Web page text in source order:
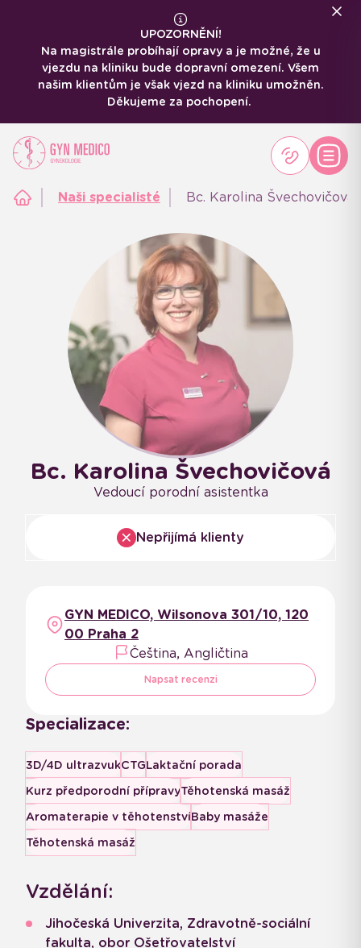
UPOZORNĚNÍ!
Na magistrále probíhají opravy a je možné, že u
vjezdu na kliniku bude dopravní omezení. Všem
našim klientům je však vjezd na kliniku umožněn.
Děkujeme za pochopení.
Naši specialisté Bc. Karolina Švechovičová
Bc. Karolina Švechovičová
Vedoucí porodní asistentka
Nepřijímá klienty
GYN MEDICO, Wilsonova 301/10, 120
00 Praha 2
Čeština, Angličtina
Napsat recenzi
Specializace:
3D/4D ultrazvukCTGLaktační porada
Kurz předporodní přípravyTěhotenská masáž
Aromaterapie v těhotenstvíBaby masáže
Těhotenská masáž
Vzdělání:
Jihočeská Univerzita, Zdravotně-sociální
fakulta, obor Ošetřovatelství